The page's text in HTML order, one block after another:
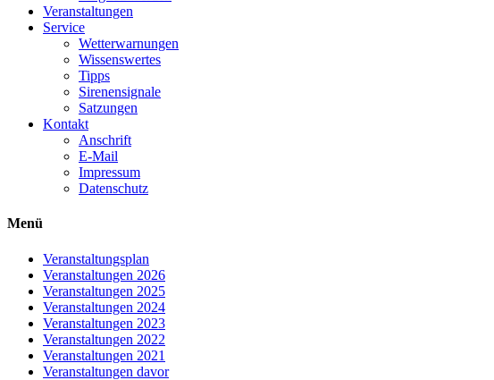
Veranstaltungen
Service
Wetterwarnungen
Wissenswertes
Tipps
Sirenensignale
Satzungen
Kontakt
Anschrift
E-Mail
Impressum
Datenschutz
Menü
Veranstaltungsplan
Veranstaltungen 2026
Veranstaltungen 2025
Veranstaltungen 2024
Veranstaltungen 2023
Veranstaltungen 2022
Veranstaltungen 2021
Veranstaltungen davor